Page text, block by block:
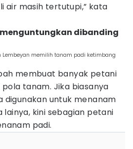
air masih tertutupi,” kata
dibanding
Lembeyan memilih tanam padi ketimbang
membuat banyak petani
tanam. Jika biasanya
digunakan untuk menanam
lainya, kini sebagian petani
padi.